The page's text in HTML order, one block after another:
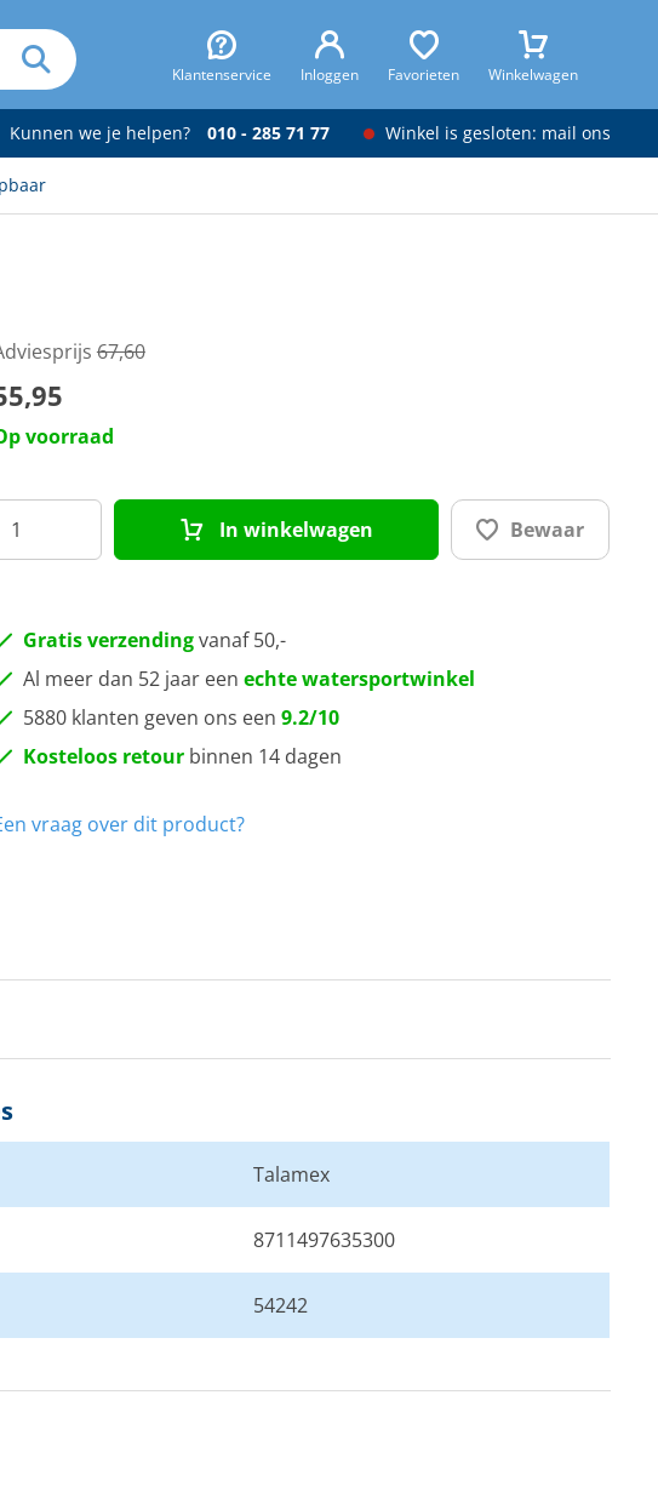
Klantenservice Inloggen Favorieten Winkelwagen
Kunnen we je helpen? 010 - 285 71 77 Winkel is gesloten: mail ons
67,60
voorraad
In winkelwagen Bewaar
Gratis verzendingvanaf 50,-
Al meer dan 52 jaar een echte watersportwinkel
5880 klanten geven ons een 9.2/10
Kosteloos retourbinnen 14 dagen
vraag over dit product?
Talamex
8711497635300
54242